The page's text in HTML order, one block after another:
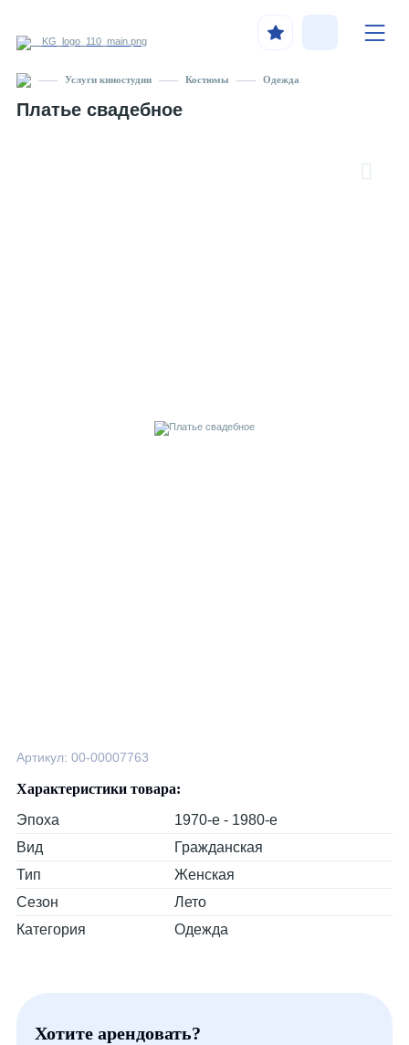
Услуги киностудии Костюмы Одежда
Платье свадебное
Артикул: 00-00007763
Характеристики товара:
Эпоха
1970-е - 1980-е
Вид
Гражданская
Тип
Женская
Сезон
Лето
Категория
Одежда
Хотите арендовать?